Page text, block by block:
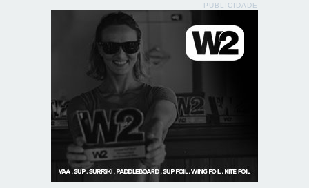
PUBLICIDADE